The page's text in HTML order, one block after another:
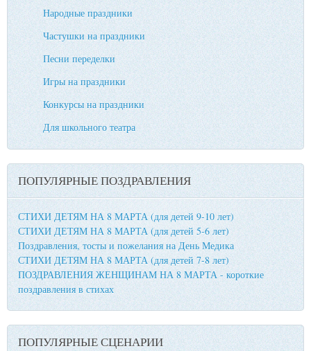
Народные праздники
Частушки на праздники
Песни переделки
Игры на праздники
Конкурсы на праздники
Для школьного театра
ПОПУЛЯРНЫЕ ПОЗДРАВЛЕНИЯ
СТИХИ ДЕТЯМ НА 8 МАРТА (для детей 9-10 лет)
СТИХИ ДЕТЯМ НА 8 МАРТА (для детей 5-6 лет)
Поздравления, тосты и пожелания на День Медика
СТИХИ ДЕТЯМ НА 8 МАРТА (для детей 7-8 лет)
ПОЗДРАВЛЕНИЯ ЖЕНЩИНАМ НА 8 МАРТА - короткие
поздравления в стихах
ПОПУЛЯРНЫЕ СЦЕНАРИИ